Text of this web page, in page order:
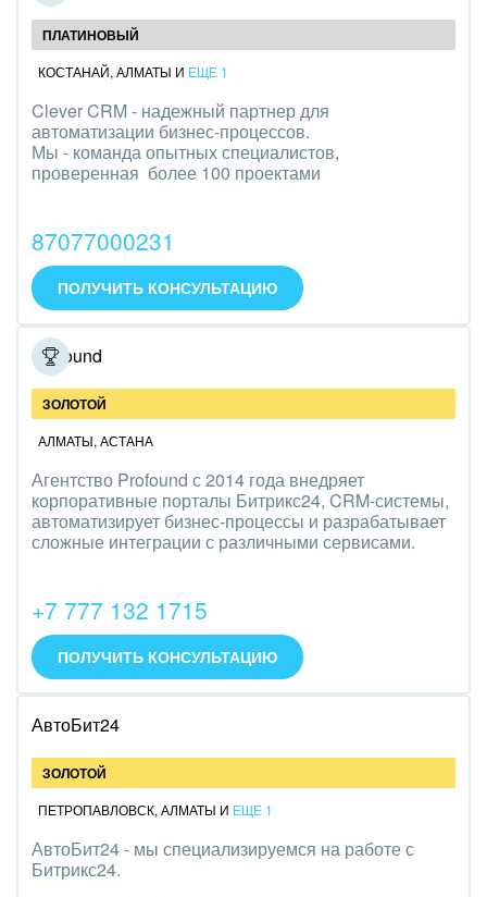
ПЛАТИНОВЫЙ
КОСТАНАЙ, АЛМАТЫ И ЕЩЕ 1
Clever CRM - надежный партнер для
автоматизации бизнес-процессов.
Мы - команда опытных специалистов,
проверенная более 100 проектами
87077000231
ПОЛУЧИТЬ КОНСУЛЬТАЦИЮ
Profound
ЗОЛОТОЙ
АЛМАТЫ, АСТАНА
Агентство Profound с 2014 года внедряет
корпоративные порталы Битрикс24, CRM-системы,
автоматизирует бизнес-процессы и разрабатывает
сложные интеграции с различными сервисами.
+7 777 132 1715
ПОЛУЧИТЬ КОНСУЛЬТАЦИЮ
АвтоБит24
ЗОЛОТОЙ
ПЕТРОПАВЛОВСК, АЛМАТЫ И ЕЩЕ 1
АвтоБит24 - мы специализируемся на работе с
Битрикс24.